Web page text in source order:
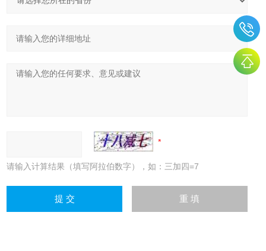
请输入计算结果（填写阿拉伯数字），如：三加四=7